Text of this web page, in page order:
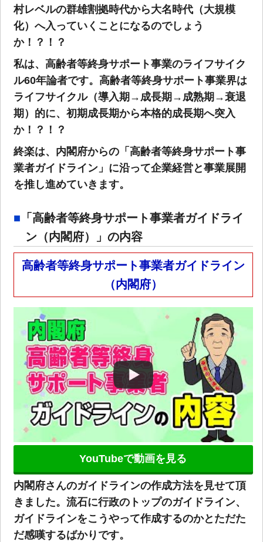
村レベルの群雄割拠時代から大名時代（大規模
化）へ入っていくことになるのでしょう
か！？！？
私は、高齢者等終身サポート事業のライフサイク
ル60年論者です。高齢者等終身サポート事業界は
ライフサイクル（導入期→成長期→成熟期→衰退
期）的に、初期成長期から本格的成長期へ突入
か！？！？
終楽は、内閣府からの「高齢者等終身サポート事
業者ガイドライン」に沿って企業経営と事業展開
を推し進めていきます。
「高齢者等終身サポート事業者ガイドライ
ン（内閣府）」の内容
高齢者等終身サポート事業者ガイドライン
（内閣府）
YouTubeで動画を見る
内閣府さんのガイドラインの作成方法を見せて頂
きました。流石に行政のトップのガイドライン、
ガイドラインをこうやって作成するのかとただた
だ感嘆するばかりです。